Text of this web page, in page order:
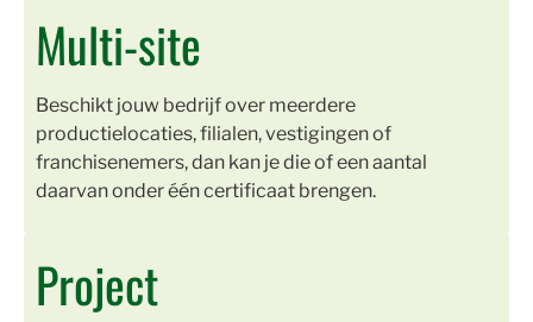
Multi-site
Beschikt jouw bedrijf over meerdere
productielocaties, filialen, vestigingen of
franchisenemers, dan kan je die of een aantal
daarvan onder één certificaat brengen.
Project